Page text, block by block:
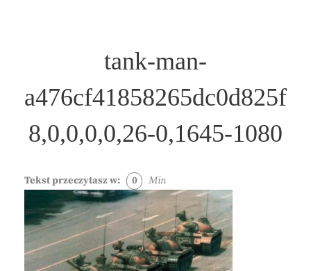
tank-man-
a476cf41858265dc0d825f
8,0,0,0,0,26-0,1645-1080
Tekst przeczytasz w: 0 Min